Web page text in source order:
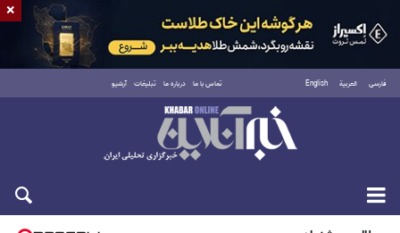
فارسی العربية English تماس با ما درباره ما تبلیغات آرشیو
جمعه ۱۶ مرداد ۱۴۰۵
×